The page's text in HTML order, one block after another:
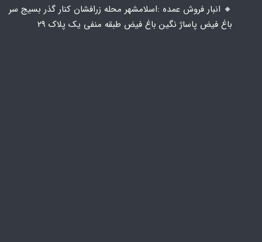
🔸️ انبار فروش عمده :اسلامشهر محله زرافشان کنار گذر بسیج سر
باغ فیض پاساژ نگین باغ فیض طبقه منفی یک پلاک ۲۹